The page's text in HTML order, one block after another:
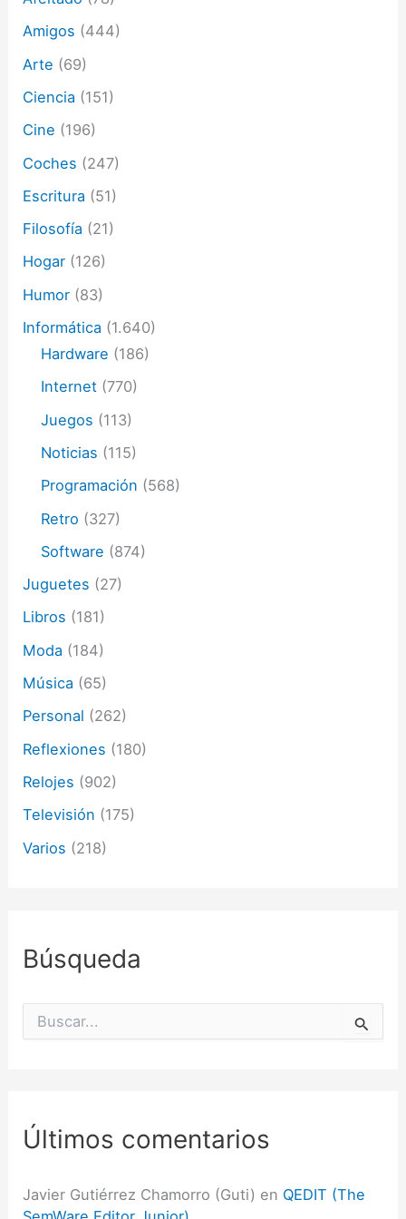
e
c
r
n
c
Amigos (444)
Arte (69)
Ciencia (151)
Cine (196)
Coches (247)
Escritura (51)
Filosofía (21)
Hogar (126)
Humor (83)
Informática (1.640)
Hardware (186)
Internet (770)
Juegos (113)
Noticias (115)
Programación (568)
Retro (327)
Software (874)
Juguetes (27)
Libros (181)
Moda (184)
Música (65)
Personal (262)
Reflexiones (180)
Relojes (902)
Televisión (175)
Varios (218)
Búsqueda
Últimos comentarios
Javier Gutiérrez Chamorro (Guti) en QEDIT (The